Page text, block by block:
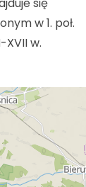
w 1. poł.
w.